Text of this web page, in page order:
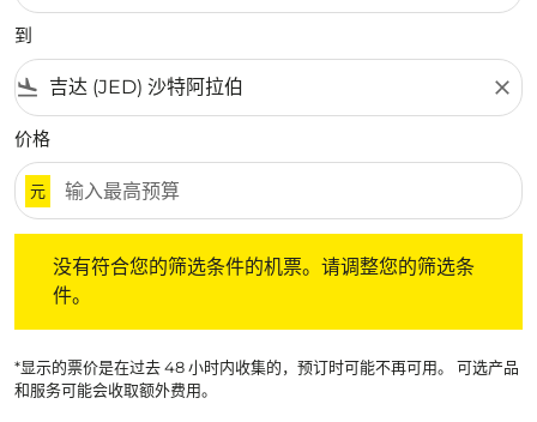
到
flight_land close
价格
元
没有符合您的筛选条件的机票。请调整您的筛选条
件。
*显示的票价是在过去 48 小时内收集的，预订时可能不再可用。 可选产品
和服务可能会收取额外费用。